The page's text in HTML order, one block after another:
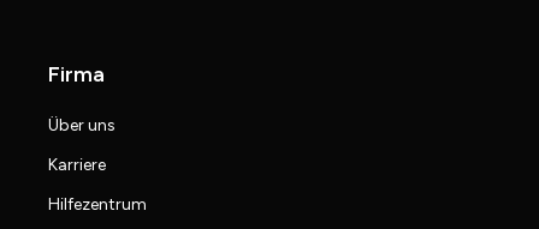
Firma
Über uns
Karriere
Hilfezentrum